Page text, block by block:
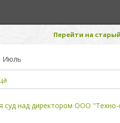
Перейти на
Июль
суд над директором ООО "Техно-